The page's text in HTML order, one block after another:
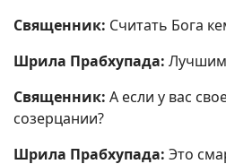
Священник: Считать Бога
Шрила Прабхупада: Лучшим
Священник: А если у вас
созерцании?
Шрила Прабхупада: Это